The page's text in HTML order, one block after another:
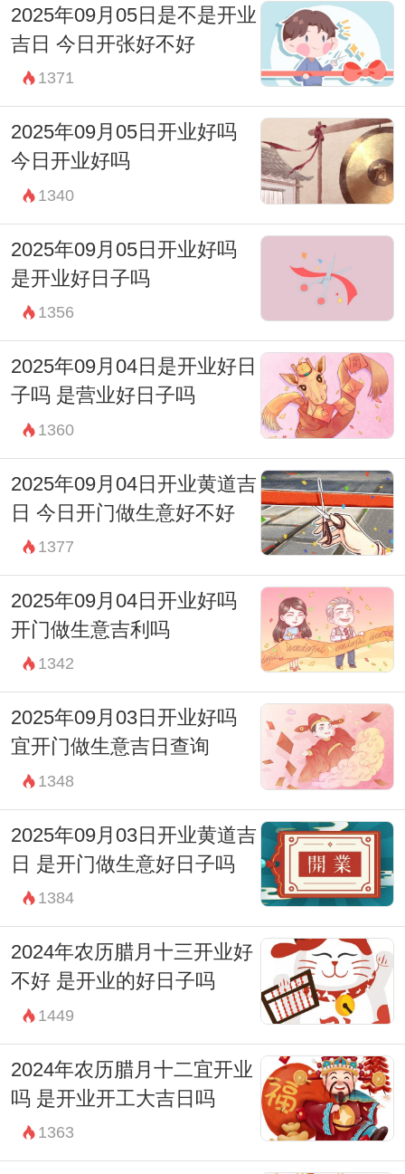
宜：祭祀 祈福 酬神 求财 见贵 订婚 嫁娶 安
03:00-04:59 寅时
财神：正北
宜：订婚 嫁娶 开市 交易 安床 作灶 祭祀
忌：祈福 求嗣 赴任 出行 求财
05:00-06:59 卯时
财神：正北
宜：求嗣 订婚 嫁娶 求财 开市 交易 安床
忌：祭祀 祈福 斋醮 酬神 赴任 出行 修造
07:00-08:59 辰时
财神：正东
宜：无
忌：诸事不宜
09:00-10:59 巳时
财神：正东
宜：求嗣 嫁娶 移徙 入宅 开市 交易 修造 安
忌：无
11:00-12:59 午时
宜：求财 见贵 酬神
忌：祭祀 祈福 斋醮 开光 赴任 出行
13:00-14:59 未时
财神：正南
宜：酬神 求财 见贵 订婚 嫁娶 修造 安葬
忌：赴任 出行 祭祀 祈福 斋醮 开光
15:00-16:59 申时
财神：东北
宜：祈福 订婚 嫁娶 开市 赴任 出行 求财 见
贵
2025年09月05日是不是开业
吉日 今日开张好不好
1371
2025年09月05日开业好吗
今日开业好吗
1340
2025年09月05日开业好吗
是开业好日子吗
1356
2025年09月04日是开业好日
子吗 是营业好日子吗
1360
2025年09月04日开业黄道吉
日 今日开门做生意好不好
1377
2025年09月04日开业好吗
开门做生意吉利吗
1342
2025年09月03日开业好吗
宜开门做生意吉日查询
1348
2025年09月03日开业黄道吉
日 是开门做生意好日子吗
1384
2024年农历腊月十三开业好
不好 是开业的好日子吗
1449
2024年农历腊月十二宜开业
吗 是开业开工大吉日吗
1363